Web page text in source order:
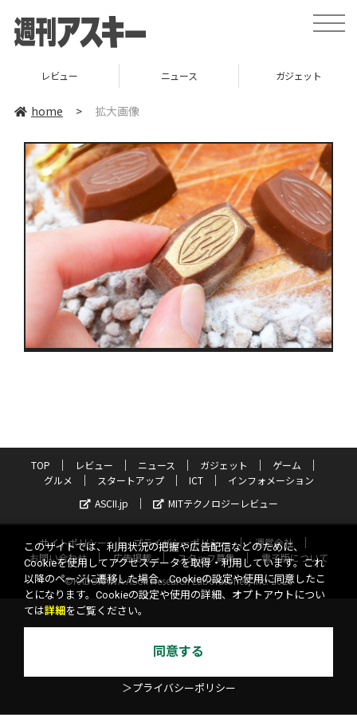
toggle
レビュー ニュース ガジェット
home > 拡大画像
TOP レビュー ニュース ガジェット
ゲーム
グルメ
スタートアップ ICT
インフォメーション
ASCII.jp
MITテクノロジーレビュー
サイトポリシー プライバシーポリシー
運営会社
お問い合わせ
広告掲載 スタッフ募集
電子版について
©KADOKAWA ASCII Research Laboratories, Inc. 2026
このサイトでは、利用状況の把握や広告配信などのために、
Cookieを使用してアクセスデータを取得・利用しています。これ
以降のページに遷移した場合、Cookieの設定や使用に同意したこ
とになります。Cookieの設定や使用の詳細、オプトアウトについ
ては詳細 をご覧ください。
同意する
＞プライバシーポリシー